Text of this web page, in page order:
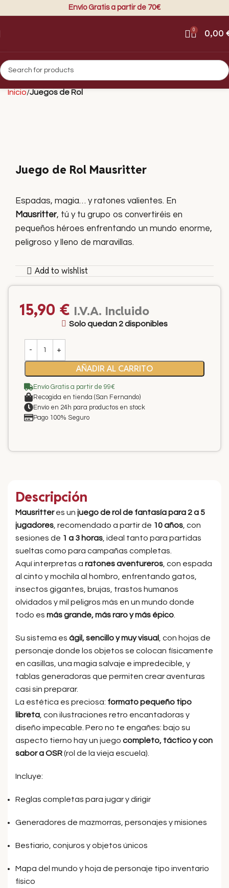
Envío Gratis a partir de 70€
0 0,00
Inicio Juegos de Rol
Juego de Rol Mausritter
Espadas, magia… y ratones valientes. En
Mausritter, tú y tu grupo os convertiréis en
pequeños héroes enfrentando un mundo enorme,
peligroso y lleno de maravillas.
Add to wishlist
15,90 € I.V.A. Incluido
Solo quedan 2 disponibles
AÑADIR AL CARRITO
Envío Gratis a partir de 99€
Recogida en tienda (San Fernando)
Envío en 24h para productos en stock
Pago 100% Seguro
Descripción
Mausritteres un juego de rol de fantasía para 2 a 5
jugadores , recomendado a partir de 10 años , con
sesiones de 1 a 3 horas , ideal tanto para partidas
sueltas como para campañas completas.
Aquí interpretas a ratones aventureros , con espada
al cinto y mochila al hombro, enfrentando gatos,
insectos gigantes, brujas, trastos humanos
olvidados y mil peligros más en un mundo donde
todo es más grande, más raro y más épico
Su sistema es ágil, sencillo y muy visual , con hojas de
personaje donde los objetos se colocan físicamente
en casillas, una magia salvaje e impredecible, y
tablas generadoras que permiten crear aventuras
casi sin preparar.
La estética es preciosa: formato pequeño tipo
libreta , con ilustraciones retro encantadoras y
diseño impecable. Pero no te engañes: bajo su
aspecto tierno hay un juego completo, táctico y con
sabor a OSR(rol de la vieja escuela).
Incluye:
Reglas completas para jugar y dirigir
Generadores de mazmorras, personajes y misiones
Bestiario, conjuros y objetos únicos
Mapa del mundo y hoja de personaje tipo inventario
físico